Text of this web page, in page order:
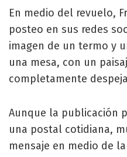
En medio del revuelo,
posteo en sus redes
imagen de un termo y
una mesa, con un
completamente
Aunque la publicación
una postal cotidiana,
mensaje en medio de